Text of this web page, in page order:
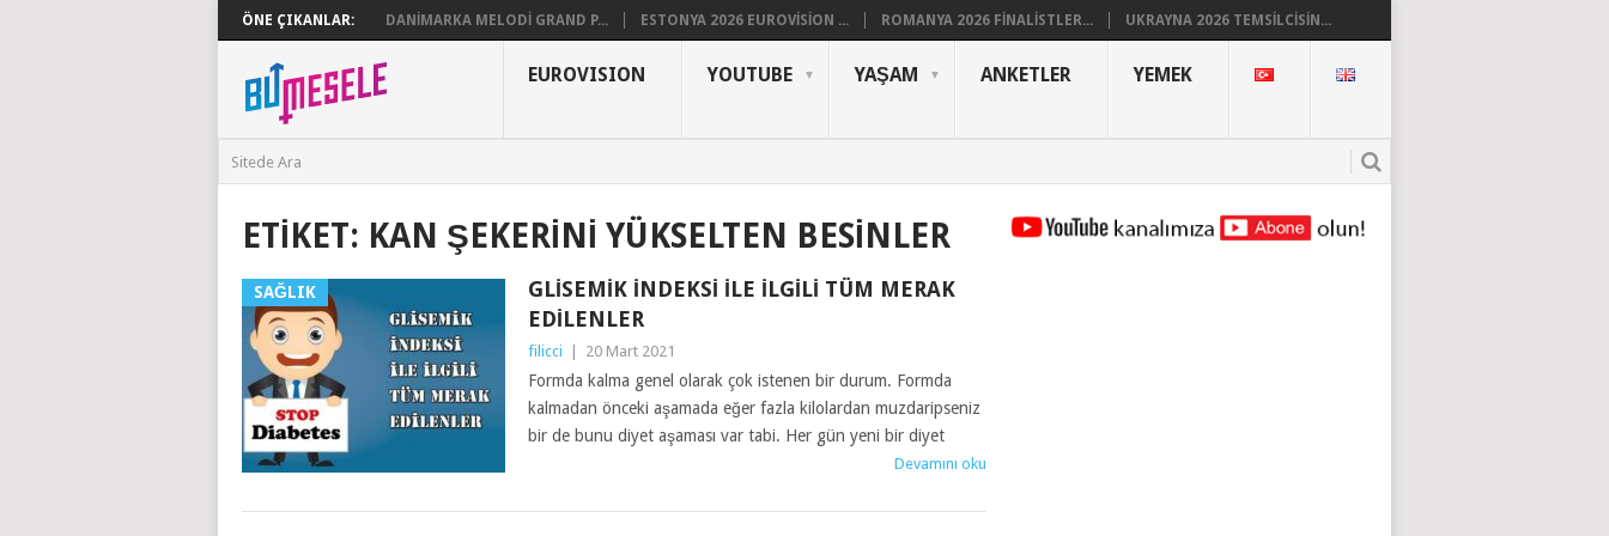
ÖNE ÇIKANLAR: DANIMARKA MELODI GRAND P... ESTONYA 2026 EUROVISION ... ROMANYA 2026 FINALISTLER... UKRAYNA 2026 TEMSILCISIN...
EUROVISION YOUTUBE YAŞAM ANKETLER YEMEK
ETIKET: KAN ŞEKERINI YÜKSELTEN BESINLER
SAĞLIK
GLISEMIK İNDEKSI İLE İLGILI TÜM MERAK
EDILENLER
filicci 20 Mart 2021
Formda kalma genel olarak çok istenen bir durum. Formda
kalmadan önceki aşamada eğer fazla kilolardan muzdaripseniz
bir de bunu diyet aşaması var tabi. Her gün yeni bir diyet
Devamını oku